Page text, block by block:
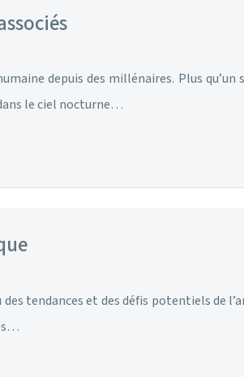
depuis des millénaires. Plus
le ciel nocturne…
tendances et des défis potentiels de